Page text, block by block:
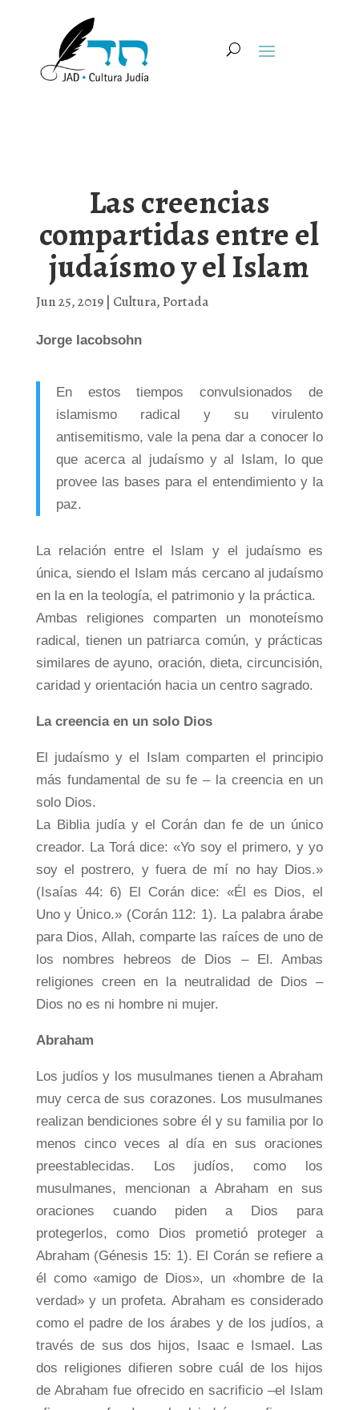
Las creencias
compartidas entre el
judaísmo y el Islam
Jun 25, 2019| Cultura,Portada
Jorge Iacobsohn
En estos tiempos convulsionados de
islamismo radical y su virulento
antisemitismo, vale la pena dar a conocer lo
que acerca al judaísmo y al Islam, lo que
provee las bases para el entendimiento y la
paz.
La relación entre el Islam y el judaísmo es
única, siendo el Islam más cercano al judaísmo
en la en la teología, el patrimonio y la práctica.
Ambas religiones comparten un monoteísmo
radical, tienen un patriarca común, y prácticas
similares de ayuno, oración, dieta, circuncisión,
caridad y orientación hacia un centro sagrado.
La creencia en un solo Dios
El judaísmo y el Islam comparten el principio
más fundamental de su fe – la creencia en un
solo Dios.
La Biblia judía y el Corán dan fe de un único
creador. La Torá dice: «Yo soy el primero, y yo
soy el postrero, y fuera de mí no hay Dios.»
(Isaías 44: 6) El Corán dice: «Él es Dios, el
Uno y Único.» (Corán 112: 1). La palabra árabe
para Dios, Allah, comparte las raíces de uno de
los nombres hebreos de Dios – El. Ambas
religiones creen en la neutralidad de Dios –
Dios no es ni hombre ni mujer.
Abraham
Los judíos y los musulmanes tienen a Abraham
muy cerca de sus corazones. Los musulmanes
realizan bendiciones sobre él y su familia por lo
menos cinco veces al día en sus oraciones
preestablecidas. Los judíos, como los
musulmanes, mencionan a Abraham en sus
oraciones cuando piden a Dios para
protegerlos, como Dios prometió proteger a
Abraham (Génesis 15: 1). El Corán se refiere a
él como «amigo de Dios», un «hombre de la
verdad» y un profeta. Abraham es considerado
como el padre de los árabes y de los judíos, a
través de sus dos hijos, Isaac e Ismael. Las
dos religiones difieren sobre cuál de los hijos
de Abraham fue ofrecido en sacrificio –el Islam